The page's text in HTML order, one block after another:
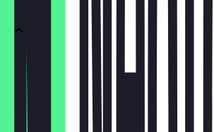
Hummus
€ 4,90
Foul